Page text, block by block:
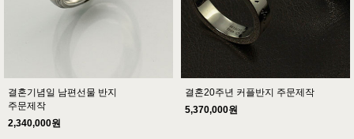
결혼기념일 남편선물 반지
주문제작
2,340,000원
결혼20주년 커플반지 주문제작
5,370,000원